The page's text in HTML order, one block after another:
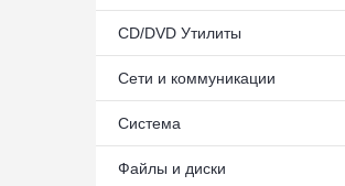
СD/DVD Утилиты
Сети и коммуникации
Система
Файлы и диски